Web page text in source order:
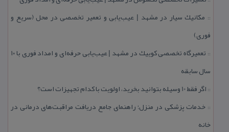
:: مكانیك سیار در مشهد | عیب‌یابی و تعمیر تخصصی در محل (سریع و
فوری)
::
تعمیرگاه تخصصی كوییك در مشهد | عیب‌یابی حرفه‌ای و امداد فوری با ۱۰
سال سابقه
:: اگر فقط 10 وسیله بتوانید بخرید، اولویت با كدام تجهیزات است؟
:: خدمات پزشكی در منزل؛ راهنمای جامع دریافت مراقبت‌های درمانی در
خانه